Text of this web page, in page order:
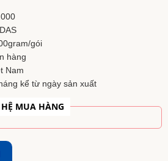
gói
hàng
Nam
kể từ ngày sản xuất
MUA HÀNG